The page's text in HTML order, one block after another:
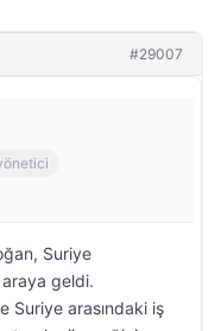
#29007
Suriye
geldi.
Suriye arasındaki iş